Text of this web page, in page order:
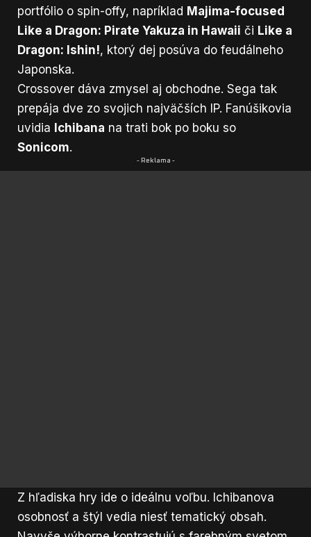
portfólio o spin-offy, napríklad Majima-focused
Like a Dragon: Pirate Yakuza in Hawaii či Like a
Dragon: Ishin!, ktorý dej posúva do feudálneho
Japonska.
Crossover dáva zmysel aj obchodne. Sega tak
prepája dve zo svojich najväčších IP. Fanúšikovia
uvidia Ichibana na trati bok po boku so
Sonicom.
- Reklama -
Z hľadiska hry ide o ideálnu voľbu. Ichibanova
osobnosť a štýl vedia niesť tematický obsah.